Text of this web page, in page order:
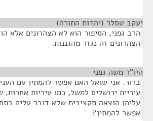
יעקב טסלר (יהדות התורה)
הרב גפני, הסיפור הוא לא הצהרונים אלא
הצהרונים זה נגזר מהגננות.
היו"ר משה גפני
ברור. אני שואל האם אפשר להמתין עם
עיריית ירושלים למשל, כמו עיריות
עליהן הוצאה תקציבית שלא דובר עליה
אפשר להמתין?